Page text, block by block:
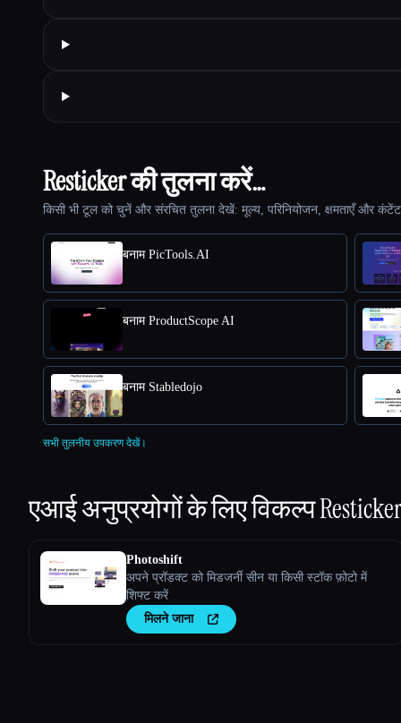
Resticker की तुलना करें…
किसी भी टूल को चुनें और संरचित तुलना देखें: मूल्य, परिनियोजन, क्षमताएँ और कंटेंट
बनाम PicTools.AI
बनाम ProductScope AI
बनाम Stabledojo
सभी तुलनीय उपकरण देखें।
एआई अनुप्रयोगों के लिए विकल्प
Photoshift
अपने प्रॉडक्ट को मिडजर्नी सीन या किसी स्टॉक फ़ोटो में
शिफ्ट करें
मिलने जाना